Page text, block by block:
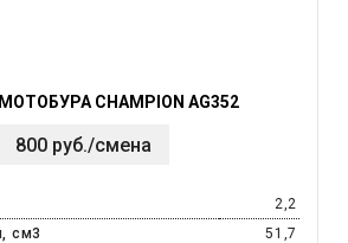
CHAMPION AG352
800 руб./смена
2,2
см3
51,7